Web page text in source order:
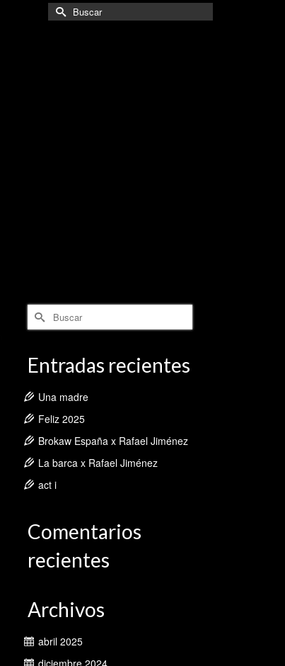
Buscar
por:
Buscar
por:
Entradas recientes
Una madre
Feliz 2025
Brokaw España x Rafael Jiménez
La barca x Rafael Jiménez
act i
Comentarios
recientes
Archivos
abril 2025
diciembre 2024